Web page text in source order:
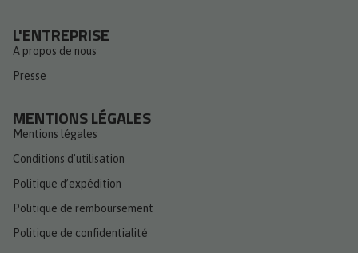
L'ENTREPRISE
A propos de nous
Presse
MENTIONS LÉGALES
Mentions légales
Conditions d’utilisation
Politique d’expédition
Politique de remboursement
Politique de confidentialité